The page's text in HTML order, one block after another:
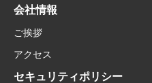
会社情報
ご挨拶
アクセス
セキュリティポリシー